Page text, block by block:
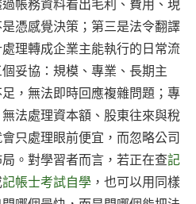
帳務資料看出毛利、費用、現
憑感覺決策；第三是法令翻譯
理轉成企業主能執行的日常流
妥協：規模、專業、長期主
，無法即時回應複雜問題；專
法處理資本額、股東往來與稅
只處理眼前便宜，而忽略公司
。對學習者而言，若正在查記
記帳士考試自學 ，也可以用同樣